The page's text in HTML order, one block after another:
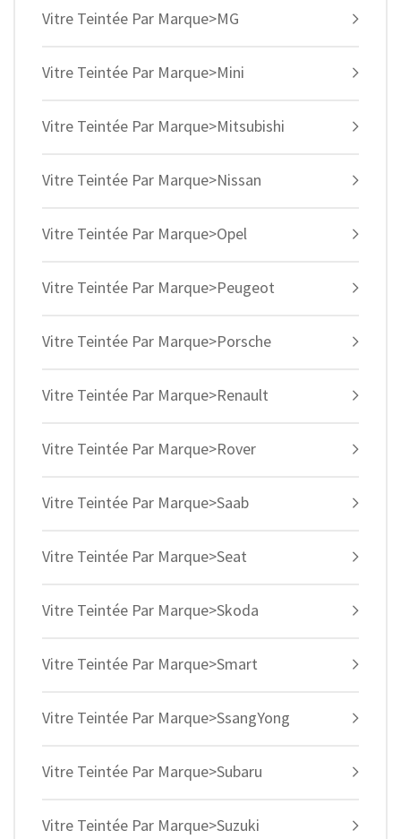
Vitre Teintée Par Marque>MG
Vitre Teintée Par Marque>Mini
Vitre Teintée Par Marque>Mitsubishi
Vitre Teintée Par Marque>Nissan
Vitre Teintée Par Marque>Opel
Vitre Teintée Par Marque>Peugeot
Vitre Teintée Par Marque>Porsche
Vitre Teintée Par Marque>Renault
Vitre Teintée Par Marque>Rover
Vitre Teintée Par Marque>Saab
Vitre Teintée Par Marque>Seat
Vitre Teintée Par Marque>Skoda
Vitre Teintée Par Marque>Smart
Vitre Teintée Par Marque>SsangYong
Vitre Teintée Par Marque>Subaru
Vitre Teintée Par Marque>Suzuki